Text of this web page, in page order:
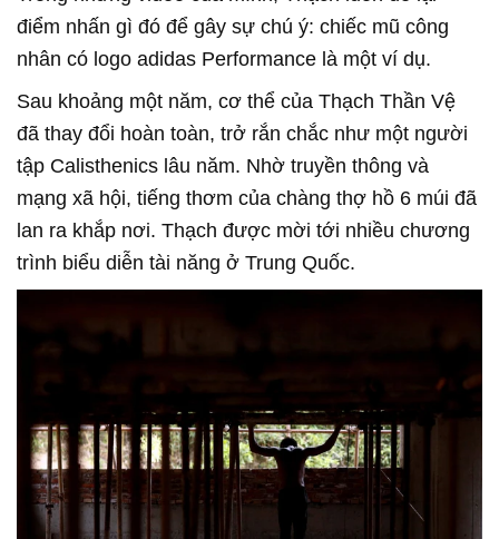
điểm nhấn gì đó để gây sự chú ý: chiếc mũ công
nhân có logo adidas Performance là một ví dụ.
Sau khoảng một năm, cơ thể của Thạch Thần Vệ
đã thay đổi hoàn toàn, trở rắn chắc như một người
tập Calisthenics lâu năm. Nhờ truyền thông và
mạng xã hội, tiếng thơm của chàng thợ hồ 6 múi đã
lan ra khắp nơi. Thạch được mời tới nhiều chương
trình biểu diễn tài năng ở Trung Quốc.